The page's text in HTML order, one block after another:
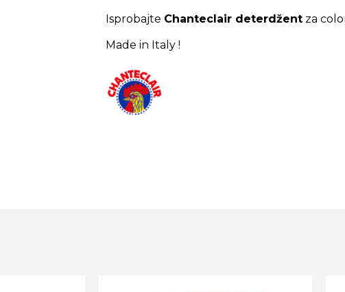
Isprobajte Chanteclair deterdžent za
Made in Italy !